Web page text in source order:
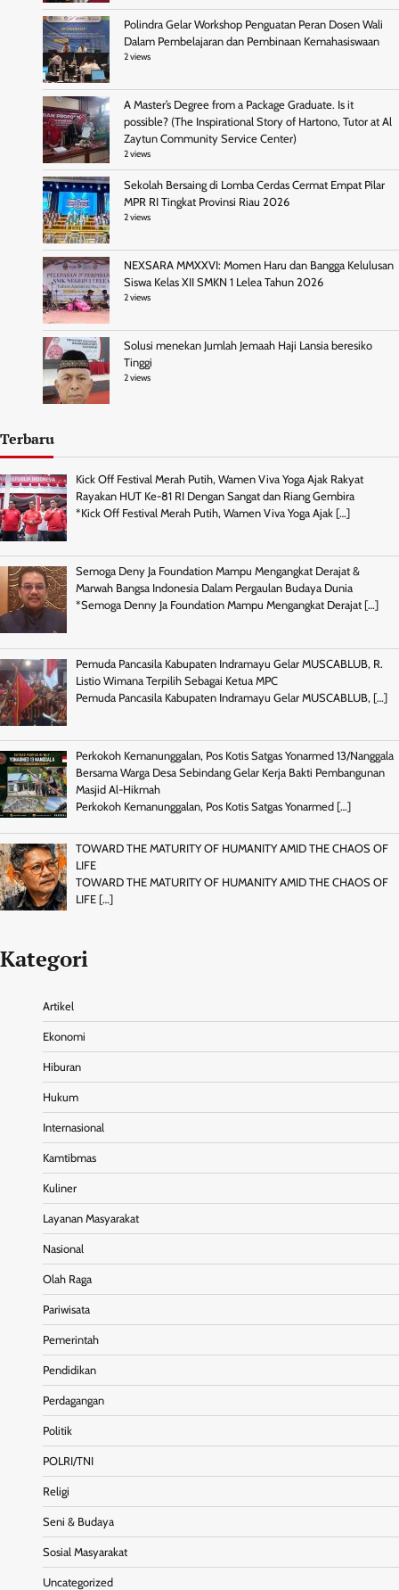
Polindra Gelar Workshop Penguatan Peran Dosen Wali
Dalam Pembelajaran dan Pembinaan Kemahasiswaan
2 views
A Master’s Degree from a Package Graduate. Is it
possible? (The Inspirational Story of Hartono, Tutor at Al
Zaytun Community Service Center)
2 views
Sekolah Bersaing di Lomba Cerdas Cermat Empat Pilar
MPR RI Tingkat Provinsi Riau 2026
2 views
NEXSARA MMXXVI: Momen Haru dan Bangga Kelulusan
Siswa Kelas XII SMKN 1 Lelea Tahun 2026
2 views
Solusi menekan Jumlah Jemaah Haji Lansia beresiko
Tinggi
2 views
Terbaru
Kick Off Festival Merah Putih, Wamen Viva Yoga Ajak Rakyat
Rayakan HUT Ke-81 RI Dengan Sangat dan Riang Gembira
*Kick Off Festival Merah Putih, Wamen Viva Yoga Ajak […]
Semoga Deny Ja Foundation Mampu Mengangkat Derajat &
Marwah Bangsa Indonesia Dalam Pergaulan Budaya Dunia
*Semoga Denny Ja Foundation Mampu Mengangkat Derajat […]
Pemuda Pancasila Kabupaten Indramayu Gelar MUSCABLUB, R.
Listio Wimana Terpilih Sebagai Ketua MPC
Pemuda Pancasila Kabupaten Indramayu Gelar MUSCABLUB, […]
Perkokoh Kemanunggalan, Pos Kotis Satgas Yonarmed 13/Nanggala
Bersama Warga Desa Sebindang Gelar Kerja Bakti Pembangunan
Masjid Al-Hikmah
Perkokoh Kemanunggalan, Pos Kotis Satgas Yonarmed […]
TOWARD THE MATURITY OF HUMANITY AMID THE CHAOS OF
LIFE
TOWARD THE MATURITY OF HUMANITY AMID THE CHAOS OF
LIFE […]
Kategori
Artikel
Ekonomi
Hiburan
Hukum
Internasional
Kamtibmas
Kuliner
Layanan Masyarakat
Nasional
Olah Raga
Pariwisata
Pemerintah
Pendidikan
Perdagangan
Politik
POLRI/TNI
Religi
Seni & Budaya
Sosial Masyarakat
Uncategorized